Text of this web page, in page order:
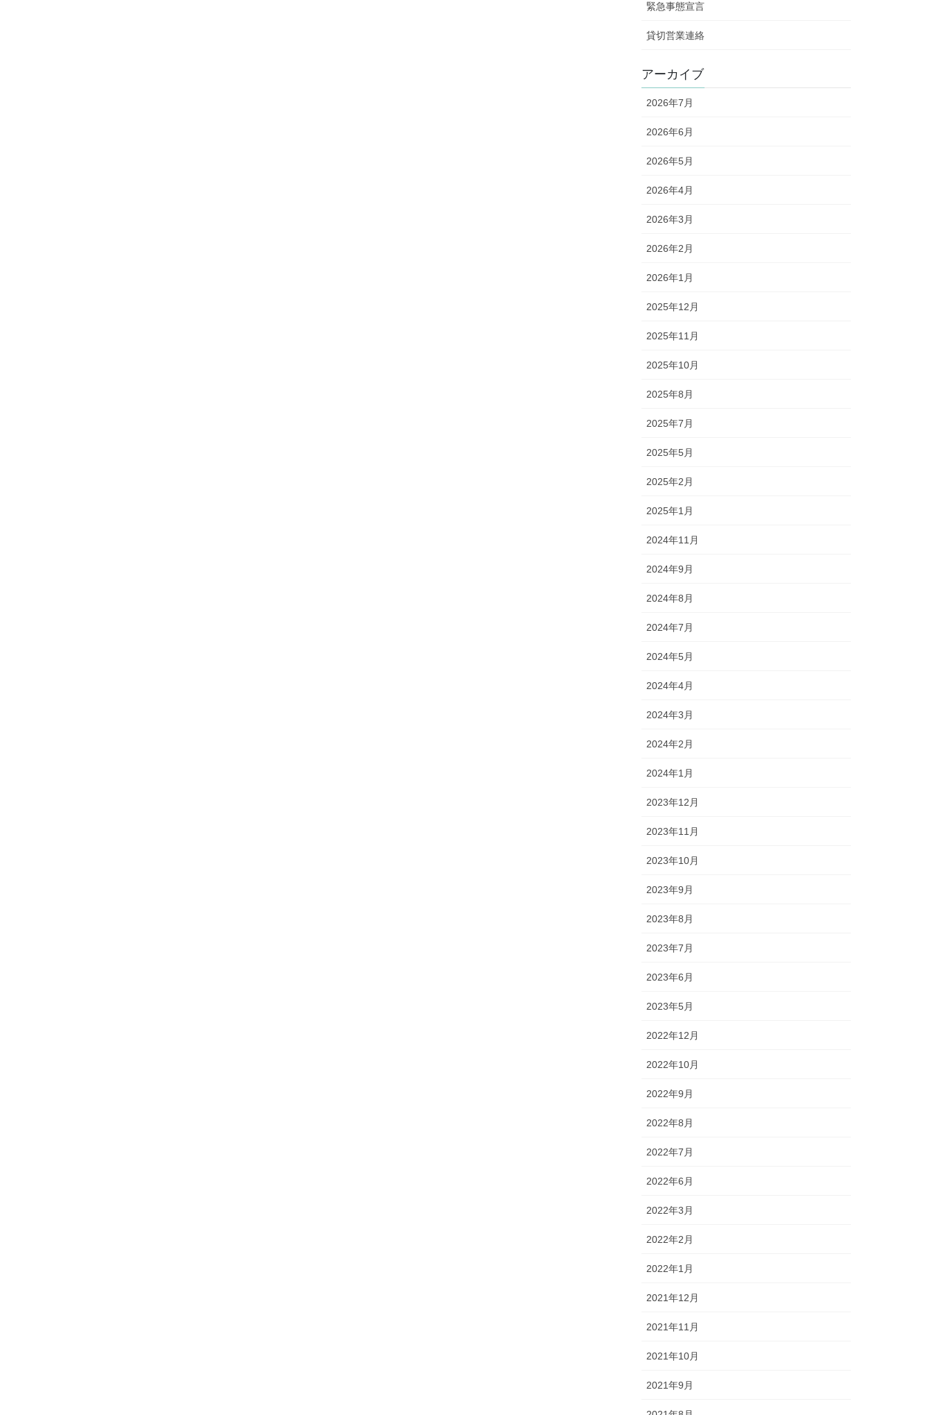
緊急事態宣言
貸切営業連絡
アーカイブ
2026年7月
2026年6月
2026年5月
2026年4月
2026年3月
2026年2月
2026年1月
2025年12月
2025年11月
2025年10月
2025年8月
2025年7月
2025年5月
2025年2月
2025年1月
2024年11月
2024年9月
2024年8月
2024年7月
2024年5月
2024年4月
2024年3月
2024年2月
2024年1月
2023年12月
2023年11月
2023年10月
2023年9月
2023年8月
2023年7月
2023年6月
2023年5月
2022年12月
2022年10月
2022年9月
2022年8月
2022年7月
2022年6月
2022年3月
2022年2月
2022年1月
2021年12月
2021年11月
2021年10月
2021年9月